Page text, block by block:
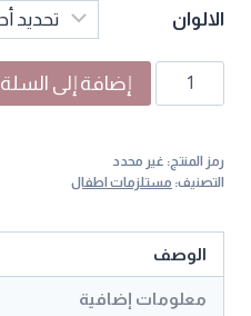
الالوان
كمية
بوتي
للاطفال
لتدريب
وآمن
إضافة إلى السلة
رمز المنتج: غير محدد
التصنيف: مستلزمات اطفال
الوصف
معلومات إضافية